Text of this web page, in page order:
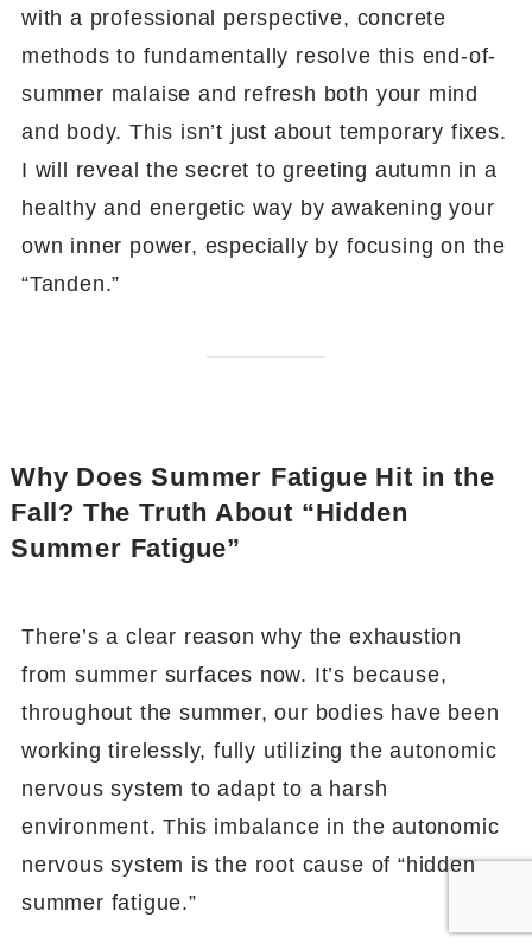
with a professional perspective, concrete
methods to fundamentally resolve this end-of-
summer malaise and refresh both your mind
and body. This isn’t just about temporary fixes.
I will reveal the secret to greeting autumn in a
healthy and energetic way by awakening your
own inner power, especially by focusing on the
“Tanden.”
Why Does Summer Fatigue Hit in the
Fall? The Truth About “Hidden
Summer Fatigue”
There’s a clear reason why the exhaustion
from summer surfaces now. It’s because,
throughout the summer, our bodies have been
working tirelessly, fully utilizing the autonomic
nervous system to adapt to a harsh
environment. This imbalance in the autonomic
nervous system is the root cause of “hidden
summer fatigue.”